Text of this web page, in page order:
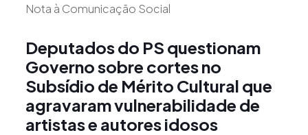
Nota à Comunicação Social
Deputados do PS questionam
Governo sobre cortes no
Subsídio de Mérito Cultural que
agravaram vulnerabilidade de
artistas e autores idosos